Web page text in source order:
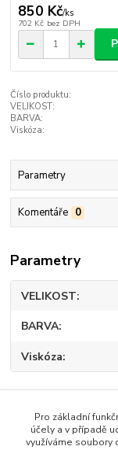
850 Kč/ks
702 Kč bez DPH
Číslo produktu:
VELIKOST:
BARVA:
Viskóza:
Parametry
Komentáře 0
Parametry
VELIKOST
BARVA
Viskóza
Zboží
Pro základní
účely a v případě
využíváme soubory